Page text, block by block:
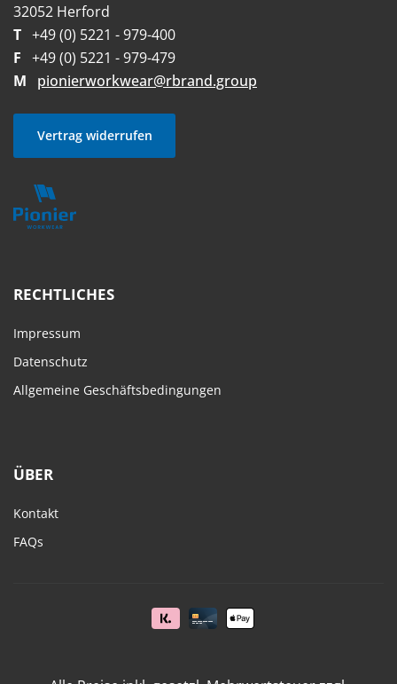
32052 Herford
T +49 (0) 5221 - 979-400
F +49 (0) 5221 - 979-479
M
pionierworkwear@rbrand.group
Vertrag widerrufen
RECHTLICHES
Impressum
Datenschutz
Allgemeine Geschäftsbedingungen
ÜBER
Kontakt
FAQs